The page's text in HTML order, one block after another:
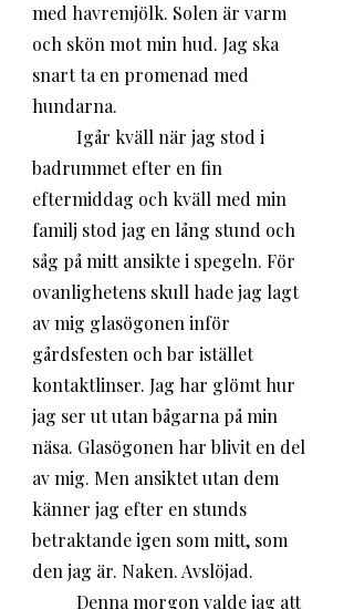
med havremjölk. Solen är varm
och skön mot min hud. Jag ska
snart ta en promenad med
hundarna.
badrummet efter en fin
eftermiddag och kväll med min
familj stod jag en lång stund och
såg på mitt ansikte i spegeln. För
ovanlighetens skull hade jag lagt
av mig glasögonen inför
gårdsfesten och bar istället
kontaktlinser. Jag har glömt hur
jag ser ut utan bågarna på min
näsa. Glasögonen har blivit en del
av mig. Men ansiktet utan dem
känner jag efter en stunds
betraktande igen som mitt, som
den jag är. Naken. Avslöjad.